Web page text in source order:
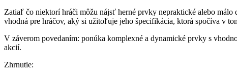
Zatiaľ čo niektorí hráči môžu nájsť herné prvky nepraktické alebo
vhodná pre hráčov, aký si užitoľuje jeho špecifikácia, ktorá spočíva v
V záverom povedaním: ponúka komplexné a dynamické prvky s
akcií.
Zhrnutie: